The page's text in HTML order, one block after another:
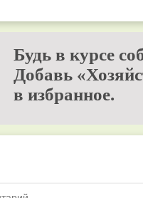
Будь в курсе
Добавь
в избранное.